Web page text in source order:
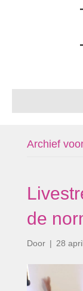
Archief
de
Door | 28